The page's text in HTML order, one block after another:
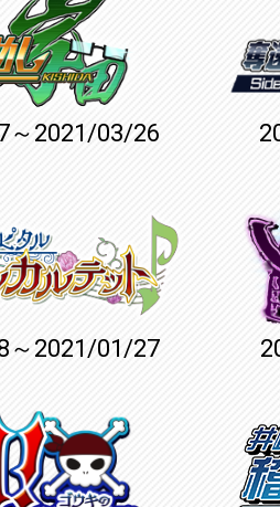
～2021/03/26
～2021/01/27